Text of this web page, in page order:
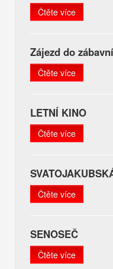
Čtěte více
Zájezd do
Čtěte více
LETNÍ KINO
Čtěte více
Čtěte více
SENOSEČ
Čtěte více